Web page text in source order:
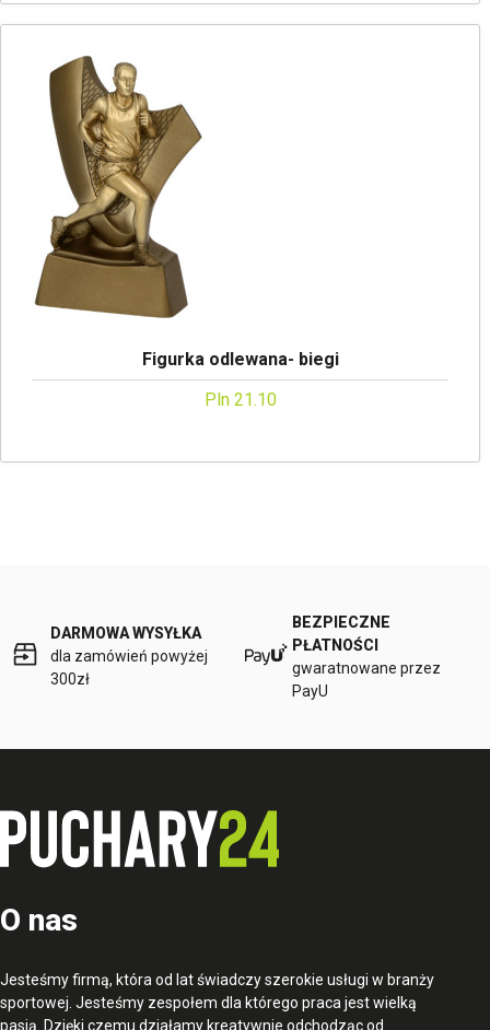
Figurka odlewana- biegi
Pln 21.10
DARMOWA WYSYŁKA
dla zamówień powyżej
300zł
BEZPIECZNE
PŁATNOŚCI
gwaratnowane przez
PayU
O nas
Jesteśmy firmą, która od lat świadczy szerokie usługi w branży
sportowej. Jesteśmy zespołem dla którego praca jest wielką
pasją. Dzięki czemu działamy kreatywnie odchodząc od